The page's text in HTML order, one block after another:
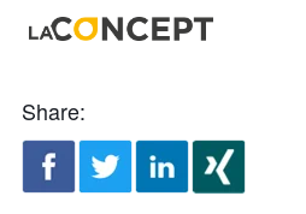
Share: